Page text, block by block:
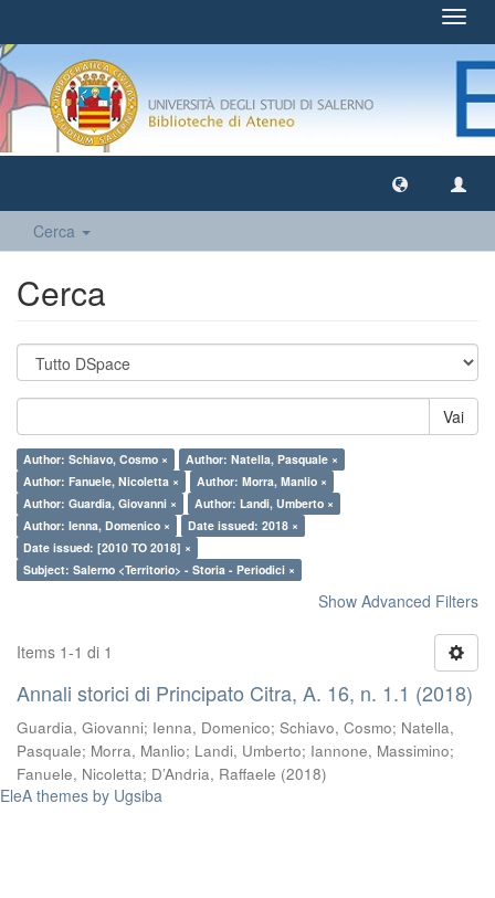
Cerca
Cerca
Vai
Author: Schiavo, Cosmo ×
Author: Natella, Pasquale ×
Author: Fanuele, Nicoletta ×
Author: Morra, Manlio ×
Author: Guardia, Giovanni ×
Author: Landi, Umberto ×
Author: Ienna, Domenico ×
Date issued: 2018 ×
Date issued: [2010 TO 2018] ×
Subject: Salerno <Territorio> - Storia - Periodici ×
Show Advanced Filters
Items 1-1 di 1
Annali storici di Principato Citra, A. 16, n. 1.1 (2018)
Guardia, Giovanni; Ienna, Domenico; Schiavo, Cosmo; Natella,
Pasquale; Morra, Manlio; Landi, Umberto; Iannone, Massimino;
Fanuele, Nicoletta; D’Andria, Raffaele (2018)
EleA themes by Ugsiba